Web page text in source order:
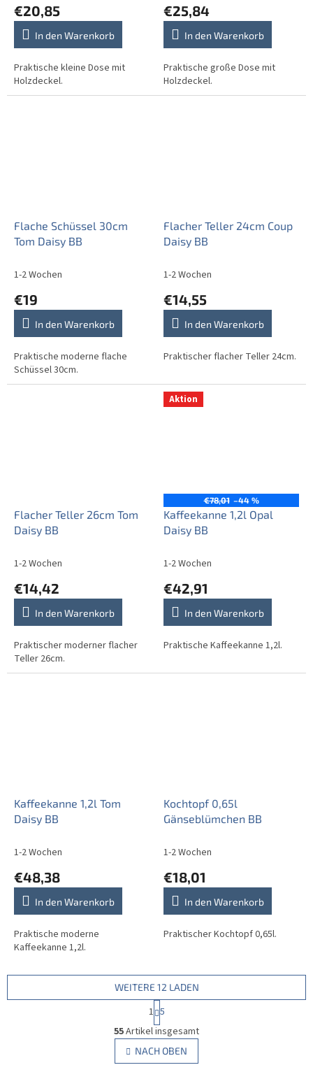
€20,85
In den Warenkorb
Praktische kleine Dose mit
Holzdeckel.
€25,84
In den Warenkorb
Praktische große Dose mit
Holzdeckel.
Flache Schüssel 30cm
Tom Daisy BB
1-2 Wochen
€19
In den Warenkorb
Praktische moderne flache
Schüssel 30cm.
Flacher Teller 24cm Coup
Daisy BB
1-2 Wochen
€14,55
In den Warenkorb
Praktischer flacher Teller 24cm.
Flacher Teller 26cm Tom
Daisy BB
1-2 Wochen
€14,42
In den Warenkorb
Praktischer moderner flacher
Teller 26cm.
Aktion
€78,01 –44 %
Kaffeekanne 1,2l Opal
Daisy BB
1-2 Wochen
€42,91
In den Warenkorb
Praktische Kaffeekanne 1,2l.
Kaffeekanne 1,2l Tom
Daisy BB
1-2 Wochen
€48,38
In den Warenkorb
Praktische moderne
Kaffeekanne 1,2l.
Kochtopf 0,65l
Gänseblümchen BB
1-2 Wochen
€18,01
In den Warenkorb
Praktischer Kochtopf 0,65l.
S
t
e
u
WEITERE 12 LADEN
P
a
g
i
n
i
1 5
55Artikel insgesamt
NACH OBEN